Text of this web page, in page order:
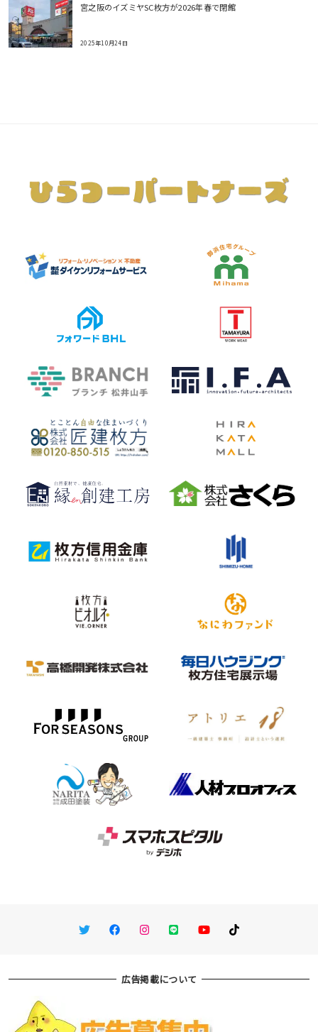
宮之阪のイズミヤSC枚方が2026年春で閉館
2025年10月24日
TwitterFacebookInstagram
LINE You TubeTikTok
広告掲載について